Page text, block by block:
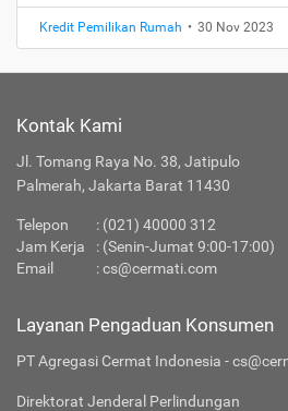
Kredit Pemilikan Rumah • 30 Nov 2023
Kontak Kami
Jl. Tomang Raya No. 38, Jatipulo
Palmerah, Jakarta Barat 11430
Telepon : (021) 40000 312
Jam Kerja
: (Senin-Jumat 9:00-17:00)
Email
:cs@cermati.com
Layanan Pengaduan Konsumen
PT Agregasi Cermat Indonesia -
Direktorat Jenderal Perlindungan